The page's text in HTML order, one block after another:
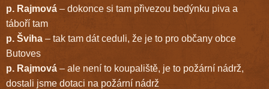
p. Rajmová – dokonce si tam přivezou bedýnku piva a
táboří tam
p. Šviha – tak tam dát ceduli, že je to pro občany obce
Butoves
p. Rajmová – ale není to koupaliště, je to požární nádrž,
dostali jsme dotaci na požární nádrž